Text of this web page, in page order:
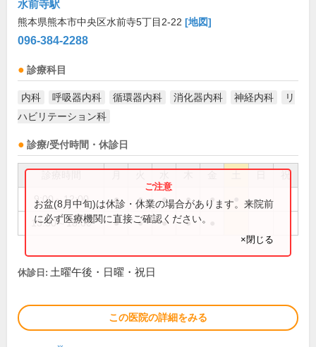
水前寺駅
熊本県熊本市中央区水前寺5丁目2-22 [地図]
096-384-2288
診療科目
内科 呼吸器内科 循環器内科 消化器内科 神経内科
リ
ハビリテーション科
診療/受付時間・休診日
祝
9:00～12:00 ● ● ● ● ●
13:30～18:00 ● ● ● ●
お盆(8月中旬)は休診・休業の場合があります。来院前
に必ず医療機関に直接ご確認ください。
×閉じる
休診日: 土曜午後・日曜・祝日
この医院の詳細をみる